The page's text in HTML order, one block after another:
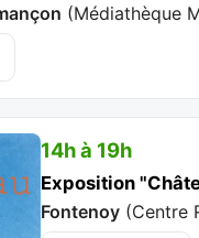
(Médiathèque
14h à 19h
Exposition
Fontenoy (Centre